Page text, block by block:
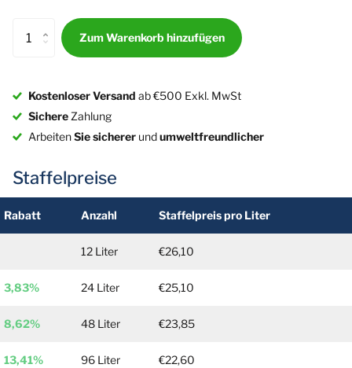
Zum Warenkorb hinzufügen
Kostenloser Versand ab €500 Exkl. MwSt
Sichere Zahlung
ArbeitenSie sicherer undumweltfreundlicher
Staffelpreise
Rabatt Anzahl Staffelpreis pro Liter
12 Liter €26,10
3,83% 24 Liter €25,10
8,62% 48 Liter €23,85
13,41% 96 Liter €22,60